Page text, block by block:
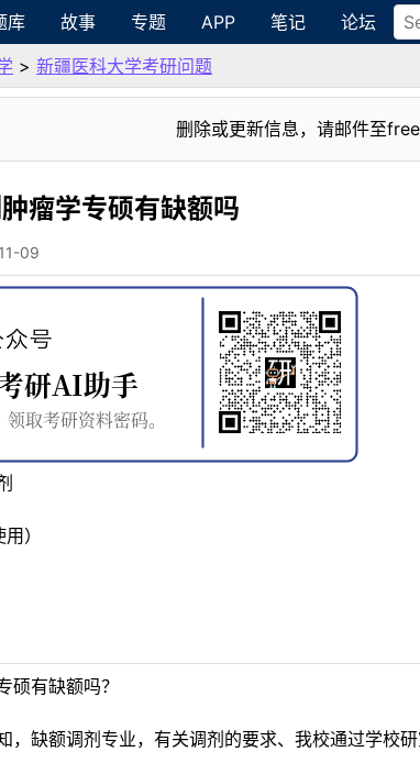
库 故事 专题 APP 笔记 论坛
> 新疆医科大学考研问题
删除或更新信息，请邮件至
瘤学专硕有缺额吗
09
）
硕有缺额吗？
，缺额调剂专业，有关调剂的要求、我校通过学